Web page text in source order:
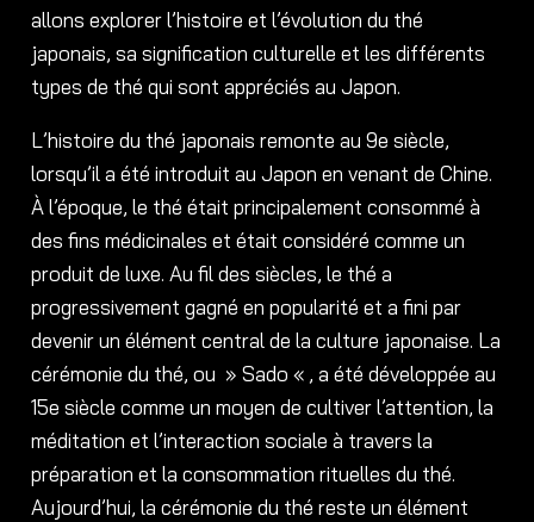
allons explorer l’histoire et l’évolution du thé
japonais, sa signification culturelle et les différents
types de thé qui sont appréciés au Japon.
L’histoire du thé japonais remonte au 9e siècle,
lorsqu’il a été introduit au Japon en venant de Chine.
À l’époque, le thé était principalement consommé à
des fins médicinales et était considéré comme un
produit de luxe. Au fil des siècles, le thé a
progressivement gagné en popularité et a fini par
devenir un élément central de la culture japonaise. La
cérémonie du thé, ou » Sado « , a été développée au
15e siècle comme un moyen de cultiver l’attention, la
méditation et l’interaction sociale à travers la
préparation et la consommation rituelles du thé.
Aujourd’hui, la cérémonie du thé reste un élément